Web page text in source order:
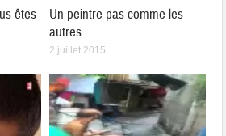
êtes
Un peintre pas comme les
autres
2 juillet 2015